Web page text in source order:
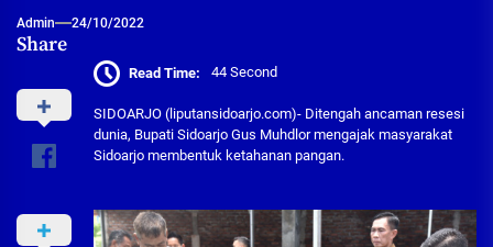
Admin 24/10/2022
Share
Read Time: 44 Second
SIDOARJO (liputansidoarjo.com)- Ditengah ancaman resesi
dunia, Bupati Sidoarjo Gus Muhdlor mengajak masyarakat
Sidoarjo membentuk ketahanan pangan.